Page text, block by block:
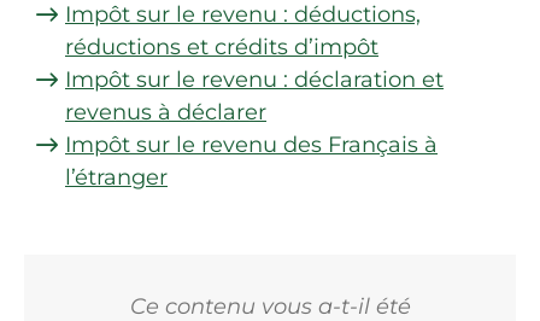
Impôt sur le revenu : déductions,
réductions et crédits d’impôt
Impôt sur le revenu : déclaration et
revenus à déclarer
Impôt sur le revenu des Français à
l’étranger
Ce contenu vous a-t-il été